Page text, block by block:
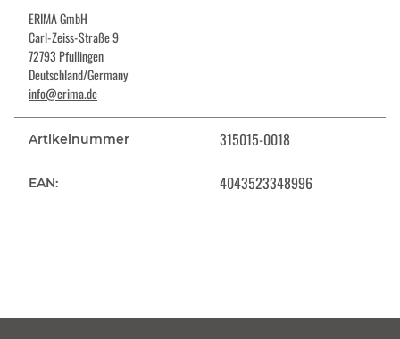
ERIMA GmbH
Carl-Zeiss-Straße 9
72793 Pfullingen
Deutschland/Germany
info@erima.de
Artikelnummer 315015-0018
EAN: 4043523348996